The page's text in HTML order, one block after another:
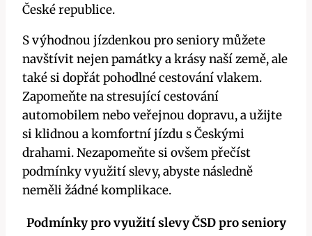
České republice.
S výhodnou jízdenkou pro seniory můžete
navštívit nejen památky a krásy naší země, ale
také si dopřát pohodlné cestování vlakem.
Zapomeňte na stresující cestování
automobilem nebo veřejnou dopravu, a užijte
si klidnou a komfortní jízdu s Českými
drahami. Nezapomeňte si ovšem přečíst
podmínky využití slevy, abyste následně
neměli žádné komplikace.
Podmínky pro využití slevy ČSD pro seniory